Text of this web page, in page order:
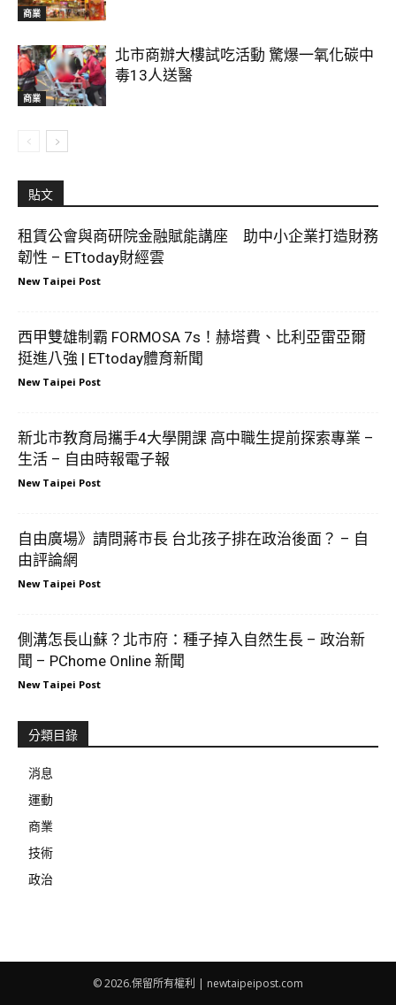
商業
商業
北市商辦大樓試吃活動 驚爆一氧化碳中
毒13人送醫
貼文
租賃公會與商研院金融賦能講座 助中小企業打造財務
韌性 – ETtoday財經雲
New Taipei Post
西甲雙雄制霸 FORMOSA 7s！赫塔費、比利亞雷亞爾
挺進八強 | ETtoday體育新聞
New Taipei Post
新北市教育局攜手4大學開課 高中職生提前探索專業 –
生活 – 自由時報電子報
New Taipei Post
自由廣場》請問蔣市長 台北孩子排在政治後面？ – 自
由評論網
New Taipei Post
側溝怎長山蘇？北市府：種子掉入自然生長 – 政治新
聞 – PChome Online 新聞
New Taipei Post
分類目錄
消息
運動
商業
技術
政治
© 2026.保留所有權利 | newtaipeipost.com